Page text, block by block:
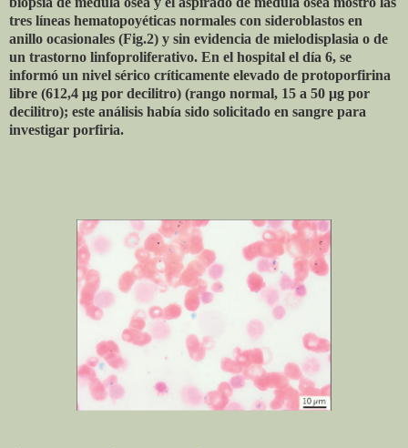
tres líneas hematopoyéticas normales con sideroblastos en
anillo ocasionales (Fig.2) y sin evidencia de mielodisplasia o de
un trastorno linfoproliferativo. En el hospital el día 6, se
informó un nivel sérico críticamente elevado de protoporfirina
libre (612,4 μg por decilitro) (rango normal, 15 a 50 μg por
decilitro); este análisis había sido solicitado en sangre para
investigar porfiria.